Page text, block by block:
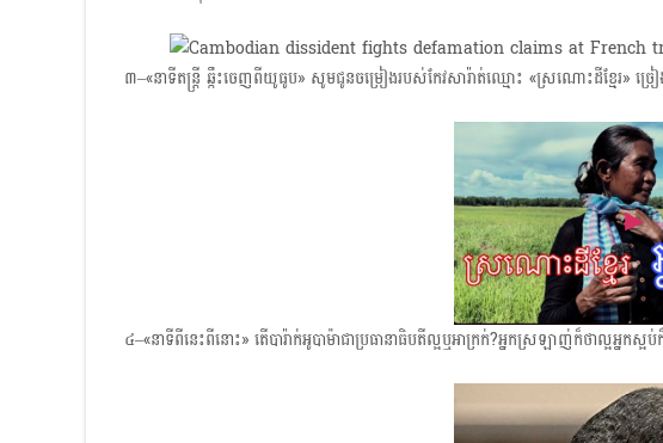
៣–«នាទីតន្ត្រី ឆ្កឹះចេញពីយូធូប» សូមជូនចម្រៀងរបស់កែវសារ៉ាត់ឈ្មោះ «ស្រណោះដីខ្មែរ» ច្រ
៤–«នាទីពីនេះពីនោះ»​ តើបារ៉ាក់អូបាម៉ាជាប្រធានាធិបតីល្អឬអាក្រក់?​អ្នកស្រឡាញ់ក៏ថាល្អ​អ្នក